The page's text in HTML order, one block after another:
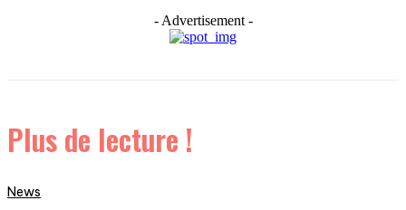
- Advertisement -
Plus de lecture !
News